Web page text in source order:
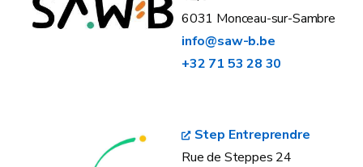
6031 Monceau-sur-Sambre
info@saw-b.be
+32 71 53 28 30
Step Entreprendre
Rue de Steppes 24